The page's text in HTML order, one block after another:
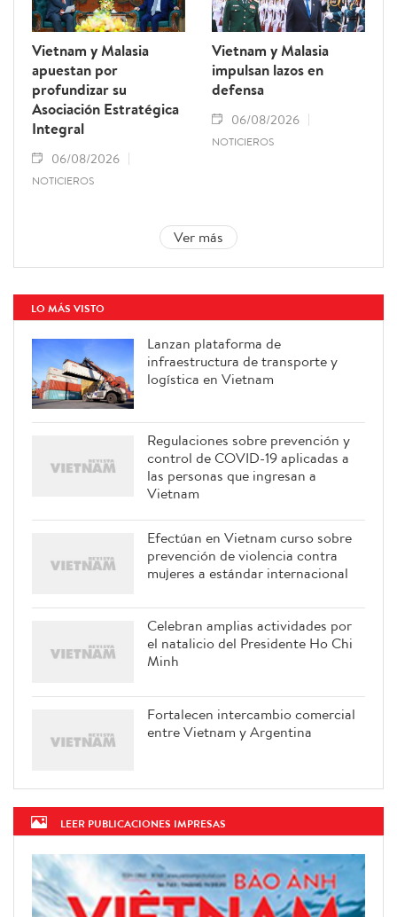
Vietnam y Malasia
apuestan por
profundizar su
Asociación Estratégica
Integral
06/08/2026
NOTICIEROS
Vietnam y Malasia
impulsan lazos en
defensa
06/08/2026
NOTICIEROS
Ver más
LO MÁS VISTO
Lanzan plataforma de
infraestructura de transporte y
logística en Vietnam
Regulaciones sobre prevención y
control de COVID-19 aplicadas a
las personas que ingresan a
Vietnam
Efectúan en Vietnam curso sobre
prevención de violencia contra
mujeres a estándar internacional
Celebran amplias actividades por
el natalicio del Presidente Ho Chi
Minh
Fortalecen intercambio comercial
entre Vietnam y Argentina
LEER PUBLICACIONES IMPRESAS